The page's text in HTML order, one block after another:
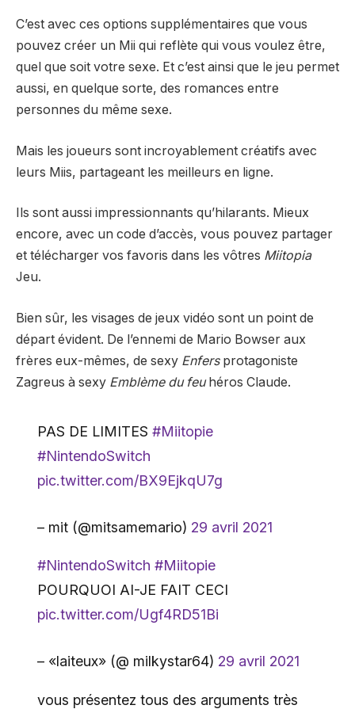
C’est avec ces options supplémentaires que vous
pouvez créer un Mii qui reflète qui vous voulez être,
quel que soit votre sexe. Et c’est ainsi que le jeu permet
aussi, en quelque sorte, des romances entre
personnes du même sexe.
Mais les joueurs sont incroyablement créatifs avec
leurs Miis, partageant les meilleurs en ligne.
Ils sont aussi impressionnants qu’hilarants. Mieux
encore, avec un code d’accès, vous pouvez partager
et télécharger vos favoris dans les vôtres Miitopia
Jeu.
Bien sûr, les visages de jeux vidéo sont un point de
départ évident. De l’ennemi de Mario Bowser aux
frères eux-mêmes, de sexy Enfersprotagoniste
Zagreus à sexy Emblème du feuhéros Claude.
PAS DE LIMITES #Miitopie
#NintendoSwitch
pic.twitter.com/BX9EjkqU7g
– mit (@mitsamemario) 29 avril 2021
#NintendoSwitch #Miitopie
POURQUOI AI-JE FAIT CECI
pic.twitter.com/Ugf4RD51Bi
– «laiteux» (@ milkystar64) 29 avril 2021
vous présentez tous des arguments très